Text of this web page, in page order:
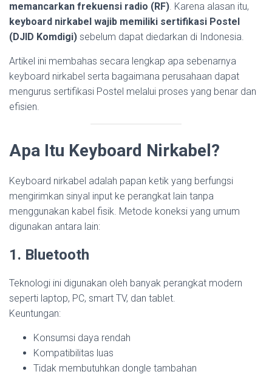
memancarkan frekuensi radio (RF). Karena alasan itu,
keyboard nirkabel wajib memiliki sertifikasi Postel
(DJID Komdigi) sebelum dapat diedarkan di Indonesia.
Artikel ini membahas secara lengkap apa sebenarnya
keyboard nirkabel serta bagaimana perusahaan dapat
mengurus sertifikasi Postel melalui proses yang benar dan
efisien.
Apa Itu Keyboard Nirkabel?
Keyboard nirkabel adalah papan ketik yang berfungsi
mengirimkan sinyal input ke perangkat lain tanpa
menggunakan kabel fisik. Metode koneksi yang umum
digunakan antara lain:
1. Bluetooth
Teknologi ini digunakan oleh banyak perangkat modern
seperti laptop, PC, smart TV, dan tablet.
Keuntungan:
Konsumsi daya rendah
Kompatibilitas luas
Tidak membutuhkan dongle tambahan